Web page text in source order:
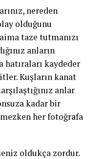
nereden
olduğunu
taze tutmanızı
anların
hatıraları kaydeder
Kuşların kanat
anlar
kadar bir
her fotoğrafa
oldukça zordur.